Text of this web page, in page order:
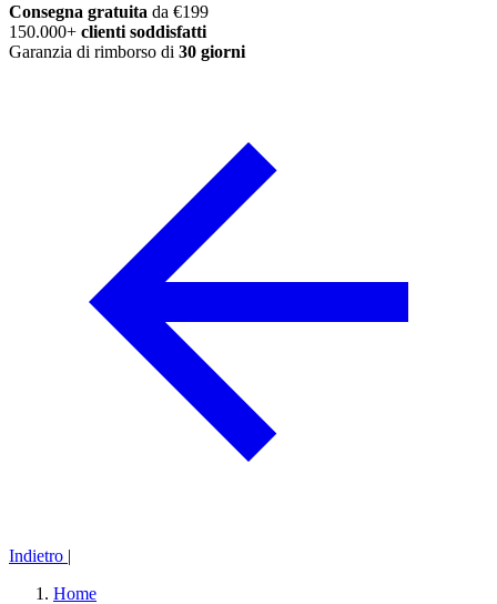
Consegna gratuita da €199
150.000+ clienti soddisfatti
Garanzia di rimborso di 30 giorni
Indietro |
Home